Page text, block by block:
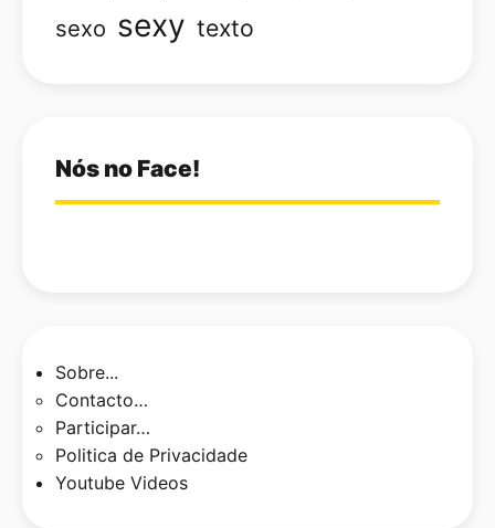
sexo sexy texto
Nós no Face!
Sobre...
Contacto…
Participar…
Politica de Privacidade
Youtube Videos